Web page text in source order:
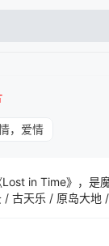
，爱情
Lost in Time》，
/ 古天乐 / 原岛大
地饰）。她开着阿